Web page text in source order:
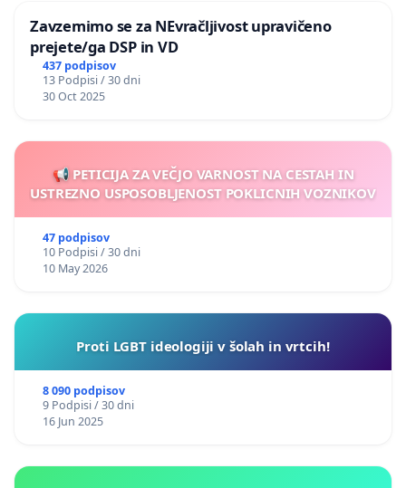
Zavzemimo se za NEvračljivost upravičeno
prejete/ga DSP in VD
437 podpisov
13 Podpisi / 30 dni
30 Oct 2025
📢 PETICIJA ZA VEČJO VARNOST NA CESTAH IN
USTREZNO USPOSOBLJENOST POKLICNIH VOZNIKOV
47 podpisov
10 Podpisi / 30 dni
10 May 2026
Proti LGBT ideologiji v šolah in vrtcih!
8 090 podpisov
9 Podpisi / 30 dni
16 Jun 2025